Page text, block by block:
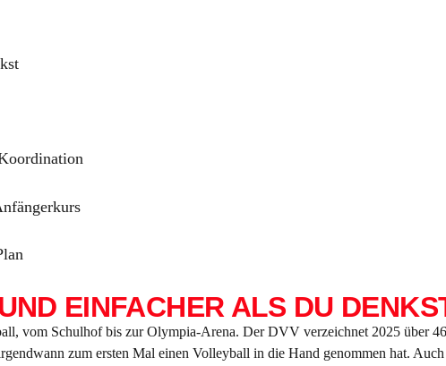
EINFACHER ALS DU
vom Schulhof bis zur Olympia-Arena. Der DVV verzeichnet 2025 über
zum ersten Mal einen Volleyball in die Hand genommen hat.